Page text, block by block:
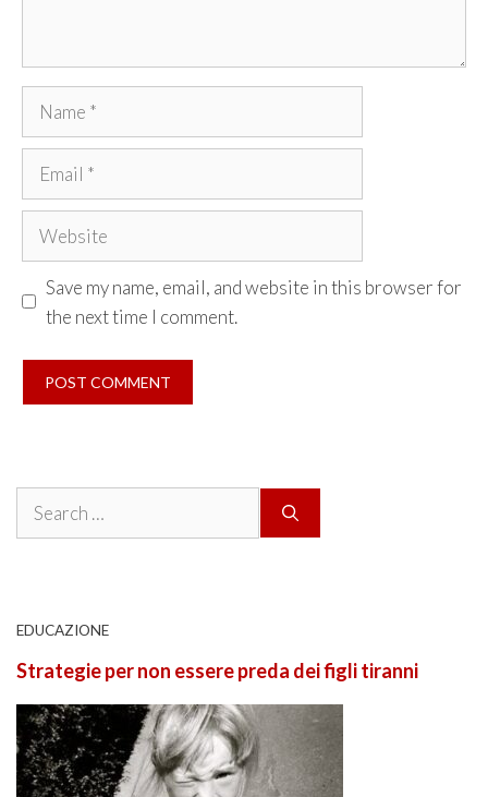
Name
Email
Website
Save my name, email, and website in this browser for
the next time I comment.
Search
EDUCAZIONE
Strategie per non essere preda dei figli tiranni